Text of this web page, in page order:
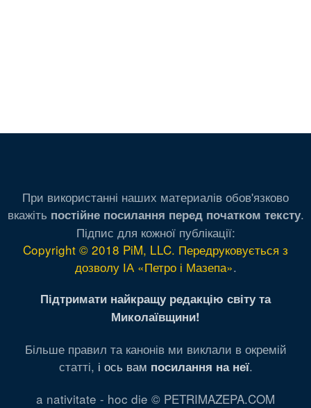
При використанні наших материалів обов'язково
вкажіть постійне посилання перед початком тексту.
Підпис для кожної публікації:
Copyright © 2018 PiM, LLC. Передруковується з
дозволу ІА «Петро і Мазепа».
Підтримати найкращу редакцію світу та
Миколаївщини!
Більше правил та канонів ми виклали в окремій
статті, і ось вам посилання на неї.
a nativitate - hoc die © PETRIMAZEPA.COM